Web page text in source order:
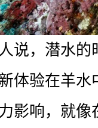
说，潜水的
体验在羊水
影响，就像